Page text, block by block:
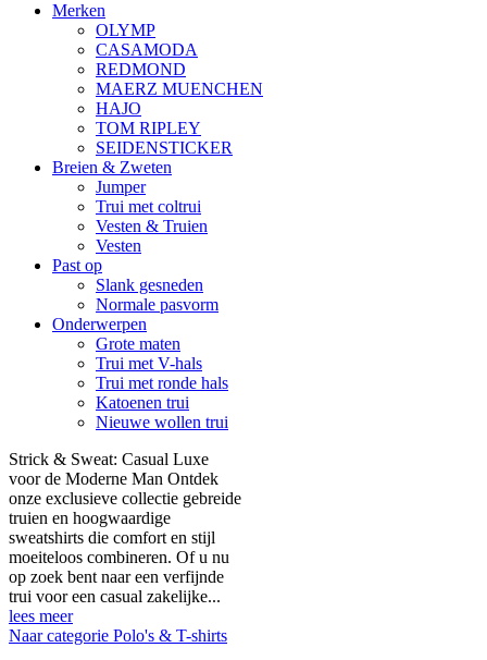
Merken
OLYMP
CASAMODA
REDMOND
MAERZ MUENCHEN
HAJO
TOM RIPLEY
SEIDENSTICKER
Breien & Zweten
Jumper
Trui met coltrui
Vesten & Truien
Vesten
Past op
Slank gesneden
Normale pasvorm
Onderwerpen
Grote maten
Trui met V-hals
Trui met ronde hals
Katoenen trui
Nieuwe wollen trui
Strick & Sweat: Casual Luxe
voor de Moderne Man Ontdek
onze exclusieve collectie gebreide
truien en hoogwaardige
sweatshirts die comfort en stijl
moeiteloos combineren. Of u nu
op zoek bent naar een verfijnde
trui voor een casual zakelijke...
lees meer
Naar categorie Polo's & T-shirts